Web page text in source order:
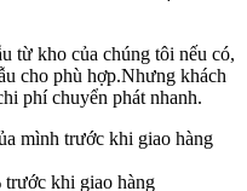
từ kho của chúng tôi nếu có,
cho phù hợp.Nhưng khách
phí chuyển phát nhanh.
mình trước khi giao hàng
khi giao hàng